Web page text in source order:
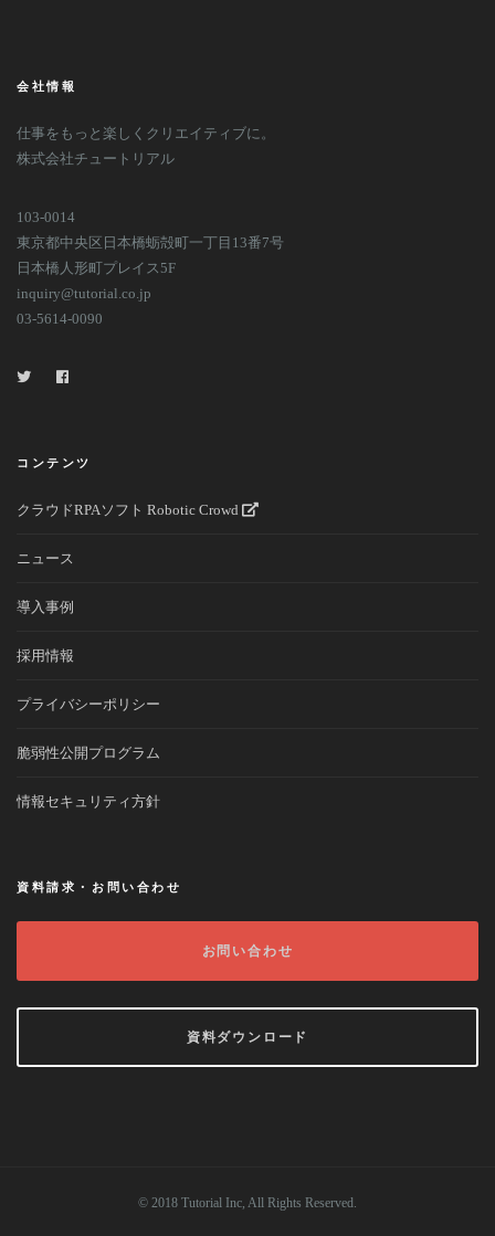
会社情報
仕事をもっと楽しくクリエイティブに。
株式会社チュートリアル
103-0014
東京都中央区日本橋蛎殻町一丁目13番7号
日本橋人形町プレイス5F
inquiry@tutorial.co.jp
03-5614-0090
コンテンツ
クラウドRPAソフト Robotic Crowd
ニュース
導入事例
採用情報
プライバシーポリシー
脆弱性公開プログラム
情報セキュリティ方針
資料請求・お問い合わせ
お問い合わせ
資料ダウンロード
© 2018 Tutorial Inc, All Rights Reserved.